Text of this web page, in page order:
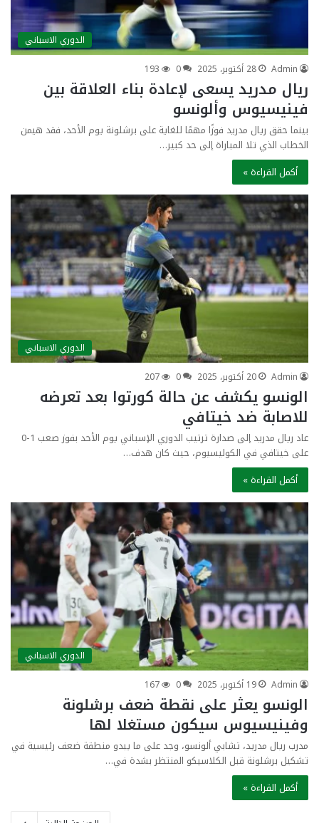
الدوري الاسباني
Admin
28 أكتوبر، 2025 0
193
ريال مدريد يسعى لإعادة بناء العلاقة بين
فينيسيوس وألونسو
بينما حقق ريال مدريد فوزًا مهمًا للغاية على برشلونة يوم الأحد، فقد هيمن
الخطاب الذي تلا المباراة إلى حد كبير…
أكمل القراءة »
الدوري الاسباني
Admin
20 أكتوبر، 2025 0
207
الونسو يكشف عن حالة كورتوا بعد تعرضه
للاصابة ضد خيتافي
عاد ريال مدريد إلى صدارة ترتيب الدوري الإسباني يوم الأحد بفوز صعب 1-0
على خيتافي في الكوليسيوم، حيث كان هدف…
أكمل القراءة »
الدوري الاسباني
Admin
19 أكتوبر، 2025 0
167
الونسو يعثر على نقطة ضعف برشلونة
وفينيسيوس سيكون مستغلا لها
مدرب ريال مدريد، تشابي ألونسو، وجد على ما يبدو منطقة ضعف رئيسية في
تشكيل برشلونة قبل الكلاسيكو المنتظر بشدة في…
أكمل القراءة »